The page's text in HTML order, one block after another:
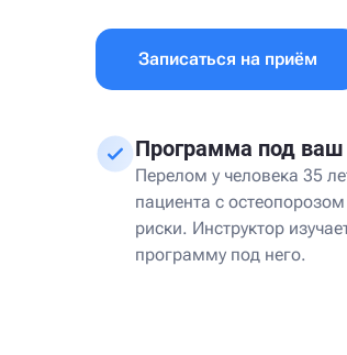
Записаться на приём
Программа под
Перелом у человека 35
пациента с
риски. Инструктор
программу под него.